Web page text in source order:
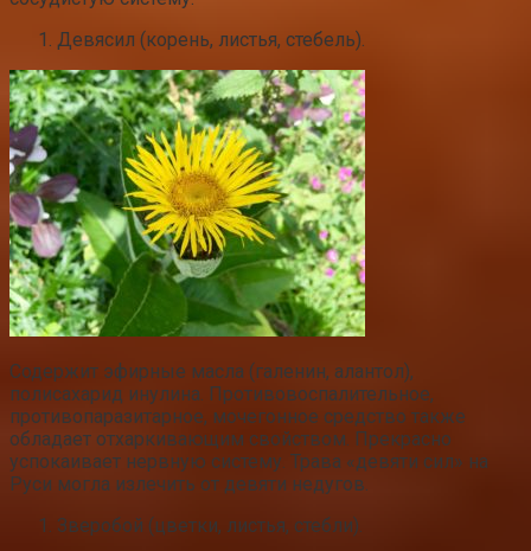
Девясил (корень, листья, стебель).
Содержит эфирные масла (галенин, алантол),
полисахарид инулина. Противовоспалительное,
противопаразитарное, мочегонное средство также
обладает отхаркивающим свойством. Прекрасно
успокаивает нервную систему. Трава «девяти сил» на
Руси могла излечить от девяти недугов.
Зверобой (цветки, листья, стебли).